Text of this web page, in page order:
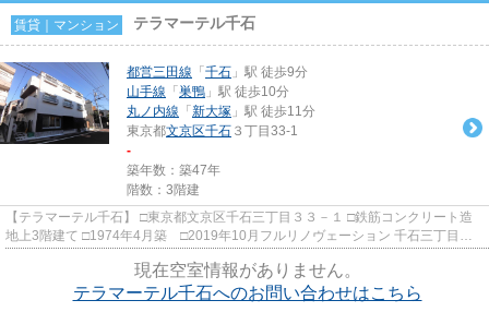
賃貸｜マンション テラマーテル千石
都営三田線 「 千石 」駅 徒歩9分
山手線 「 巣鴨 」駅 徒歩10分
丸ノ内線 「 新大塚 」駅 徒歩11分
東京都文京区千石 ３丁目33-1
-
築年数：築47年
階数：3階建
【テラマーテル千石】 □東京都文京区千石三丁目３３－１ □鉄筋コンクリート造
地上3階建て □1974年4月築 □2019年10月フルリノヴェーション 千石三丁目の
現在空室情報がありません。
テラマーテル千石へのお問い合わせはこちら